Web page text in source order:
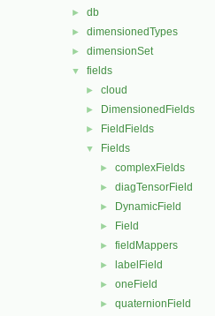
► db
► dimensionedTypes
► dimensionSet
▼ fields
► cloud
► DimensionedFields
► FieldFields
▼ Fields
► complexFields
► diagTensorField
► DynamicField
► Field
► fieldMappers
► labelField
► oneField
► quaternionField